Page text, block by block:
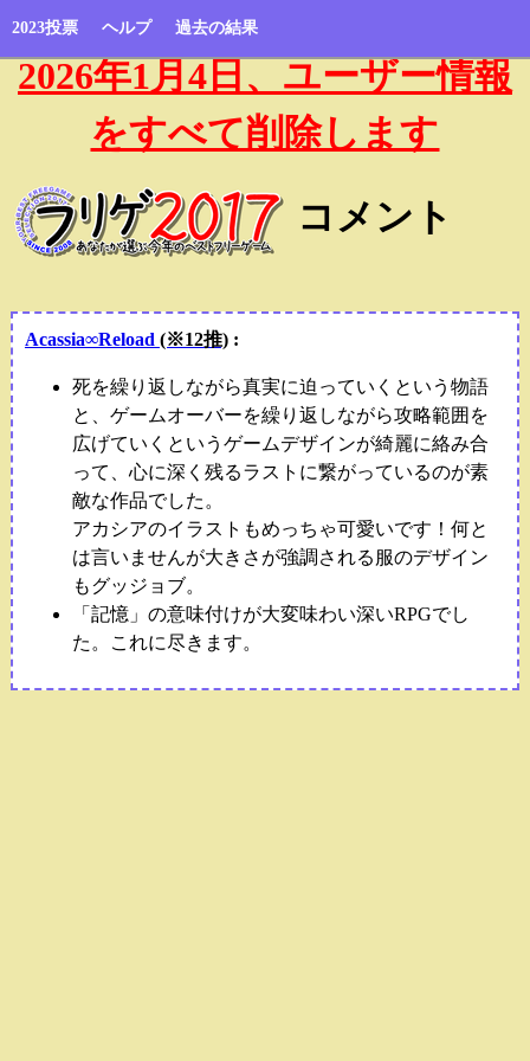
2023投票 ヘルプ 過去の結果
2026年1月4日、ユーザー情報
をすべて削除します
コメント
Acassia∞Reload (※12推):
死を繰り返しながら真実に迫っていくという物語
と、ゲームオーバーを繰り返しながら攻略範囲を
広げていくというゲームデザインが綺麗に絡み合
って、心に深く残るラストに繋がっているのが素
敵な作品でした。
アカシアのイラストもめっちゃ可愛いです！何と
は言いませんが大きさが強調される服のデザイン
もグッジョブ。
「記憶」の意味付けが大変味わい深いRPGでし
た。これに尽きます。